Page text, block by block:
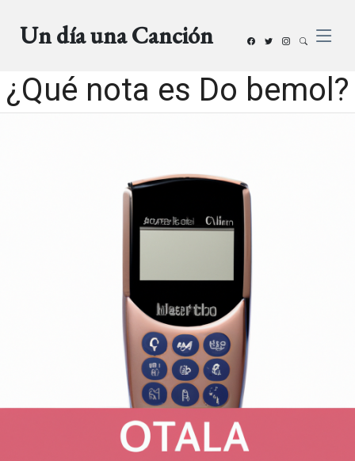
Un día una Canción
¿Qué nota es Do bemol?